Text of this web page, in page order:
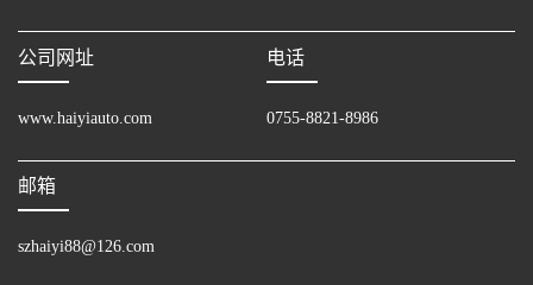
公司网址
www.haiyiauto.com
电话
0755-8821-8986
邮箱
szhaiyi88@126.com